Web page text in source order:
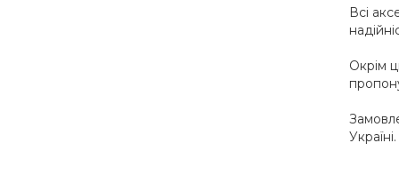
Всі
Окрім